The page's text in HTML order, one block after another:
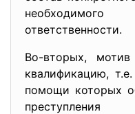
ответственности.
Во-вторых,
квалификацию,
помощи которых